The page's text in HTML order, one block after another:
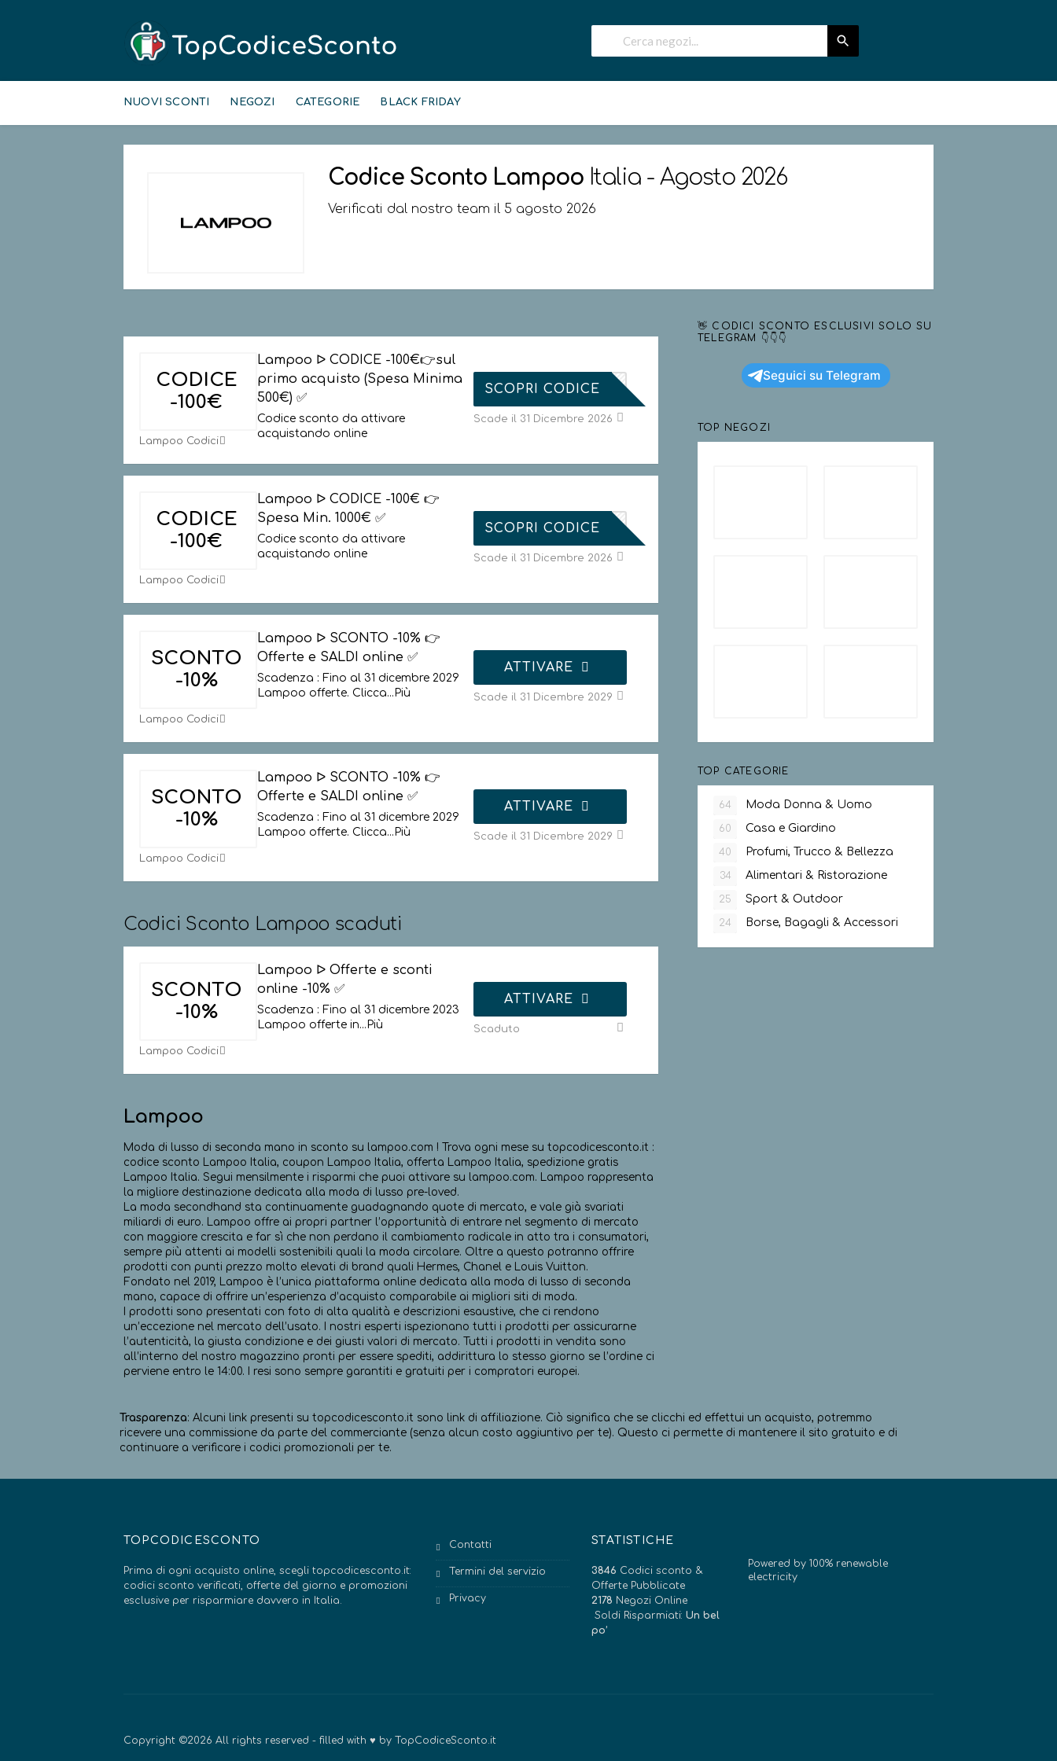
to
NUOVI SCONTI NEGOZI CATEGORIE BLACK FRIDAY
Codice Sconto Lampoo Italia - Agosto 2026
Verificati dal nostro team il 5 agosto 2026
CODICE
-100€
Lampoo Codici
Lampoo ᐅ CODICE -100€👉sul
primo acquisto (Spesa Minima
500€) ✅
Codice sconto da attivare
acquistando online
POONEW23
SCOPRI CODICE
Scade il 31 Dicembre 2026
CODICE
-100€
Lampoo Codici
Lampoo ᐅ CODICE -100€ 👉
Spesa Min. 1000€ ✅
Codice sconto da attivare
acquistando online
POONEW23
SCOPRI CODICE
Scade il 31 Dicembre 2026
SCONTO
-10%
Lampoo Codici
Lampoo ᐅ SCONTO -10% 👉
Offerte e SALDI online ✅
Scadenza : Fino al 31 dicembre 2029
Lampoo offerte. Clicca... Più
ATTIVARE
Scade il 31 Dicembre 2029
SCONTO
-10%
Lampoo Codici
Lampoo ᐅ SCONTO -10% 👉
Offerte e SALDI online ✅
Scadenza : Fino al 31 dicembre 2029
Lampoo offerte. Clicca... Più
ATTIVARE
Scade il 31 Dicembre 2029
Codici Sconto Lampoo scaduti
SCONTO
-10%
Lampoo Codici
Lampoo ᐅ Offerte e sconti
online -10% ✅
Scadenza : Fino al 31 dicembre 2023
Lampoo offerte in... Più
ATTIVARE
Scaduto
Lampoo
Moda di lusso di seconda mano in sconto su lampoo.com ! Trova ogni mese su topcodicesconto.it :
codice sconto Lampoo Italia, coupon Lampoo Italia, offerta Lampoo Italia, spedizione gratis
Lampoo Italia. Segui mensilmente i risparmi che puoi attivare su lampoo.com. Lampoo rappresenta
la migliore destinazione dedicata alla moda di lusso pre-loved.
La moda secondhand sta continuamente guadagnando quote di mercato, e vale già svariati
miliardi di euro. Lampoo offre ai propri partner l’opportunità di entrare nel segmento di mercato
con maggiore crescita e far sì che non perdano il cambiamento radicale in atto tra i consumatori,
sempre più attenti ai modelli sostenibili quali la moda circolare. Oltre a questo potranno offrire
prodotti con punti prezzo molto elevati di brand quali Hermes, Chanel e Louis Vuitton.
Fondato nel 2019, Lampoo è l’unica piattaforma online dedicata alla moda di lusso di seconda
mano, capace di offrire un’esperienza d’acquisto comparabile ai migliori siti di moda.
I prodotti sono presentati con foto di alta qualità e descrizioni esaustive, che ci rendono
un’eccezione nel mercato dell’usato. I nostri esperti ispezionano tutti i prodotti per assicurarne
l’autenticità, la giusta condizione e dei giusti valori di mercato. Tutti i prodotti in vendita sono
all’interno del nostro magazzino pronti per essere spediti, addirittura lo stesso giorno se l’ordine ci
perviene entro le 14:00. I resi sono sempre garantiti e gratuiti per i compratori europei.
👋 CODICI SCONTO ESCLUSIVI SOLO SU
TELEGRAM 👇👇👇
Seguici su Telegram
TOP NEGOZI
TOP CATEGORIE
64 Moda Donna & Uomo
60 Casa e Giardino
40 Profumi, Trucco & Bellezza
34 Alimentari & Ristorazione
25 Sport & Outdoor
24 Borse, Bagagli & Accessori
Trasparenza: Alcuni link presenti su topcodicesconto.it sono link di affiliazione. Ciò significa che se clicchi ed effettui un acquisto, potremmo
ricevere una commissione da parte del commerciante (senza alcun costo aggiuntivo per te). Questo ci permette di mantenere il sito gratuito e di
continuare a verificare i codici promozionali per te.
TOPCODICESCONTO
Prima di ogni acquisto online, scegli topcodicesconto.it:
codici sconto verificati, offerte del giorno e promozioni
esclusive per risparmiare davvero in Italia.
Contatti
Termini del servizio
Privacy
STATISTICHE
3846 Codici sconto &
Offerte Pubblicate
2178 Negozi Online
Soldi Risparmiati:Un bel
po’
Powered by 100% renewable
electricity
Copyright ©2026 All rights reserved - filled with ♥ by TopCodiceSconto.it